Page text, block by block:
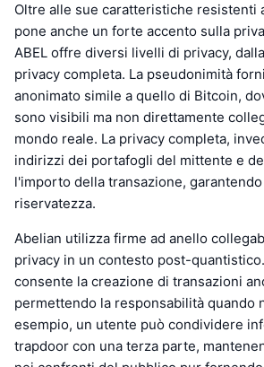
Oltre alle sue caratteristiche resistenti
pone anche un forte accento sulla
ABEL offre diversi livelli di privacy,
privacy completa. La pseudonimità
anonimato simile a quello di Bitcoin,
sono visibili ma non direttamente
mondo reale. La privacy completa,
indirizzi dei portafogli del mittente e
l'importo della transazione,
riservatezza.
Abelian utilizza firme ad anello
privacy in un contesto post-
consente la creazione di transazioni
permettendo la responsabilità quando
esempio, un utente può condividere
trapdoor con una terza parte,